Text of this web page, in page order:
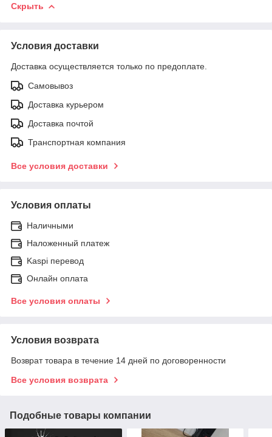
Скрыть
Условия доставки
Доставка осуществляется только по предоплате.
Самовывоз
Доставка курьером
Доставка почтой
Транспортная компания
Все условия доставки
Условия оплаты
Наличными
Наложенный платеж
Kaspi перевод
Онлайн оплата
Все условия оплаты
Условия возврата
Возврат товара в течение 14 дней по договоренности
Все условия возврата
Подобные товары компании